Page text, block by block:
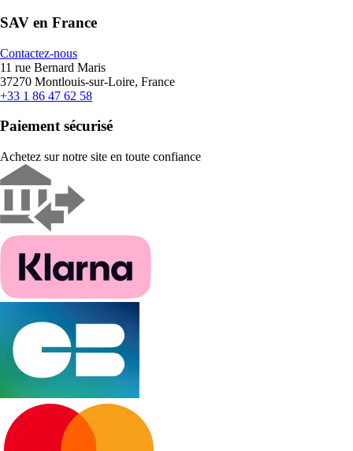
SAV en France
Contactez-nous
11 rue Bernard Maris
37270 Montlouis-sur-Loire, France
+33 1 86 47 62 58
Paiement sécurisé
Achetez sur notre site en toute confiance